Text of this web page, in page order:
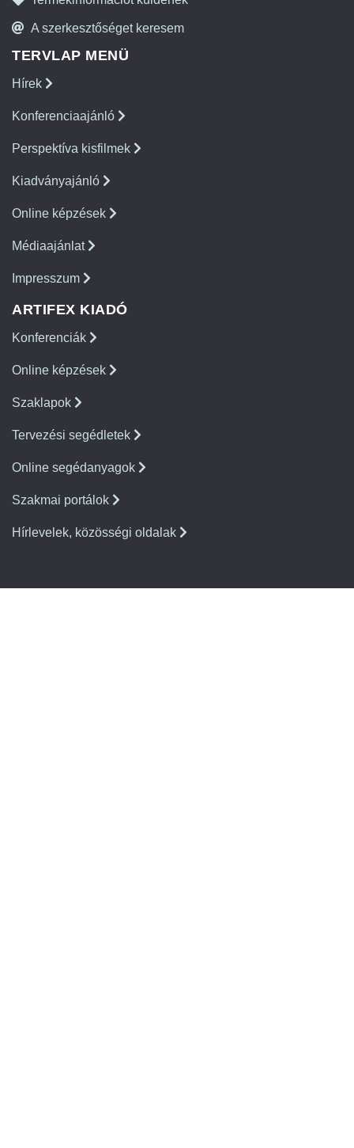
A szerkesztőséget keresem
TERVLAP MENÜ
Hírek
Konferenciaajánló
Perspektíva kisfilmek
Kiadványajánló
Online képzések
Médiaajánlat
Impresszum
ARTIFEX KIADÓ
Konferenciák
Online képzések
Szaklapok
Tervezési segédletek
Online segédanyagok
Szakmai portálok
Hírlevelek, közösségi oldalak